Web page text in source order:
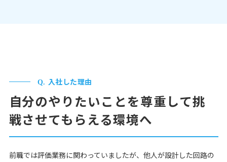
入社した理由
自分のやりたいことを尊重して挑
戦させてもらえる環境へ
前職では評価業務に関わっていましたが、他人が設計した回路の